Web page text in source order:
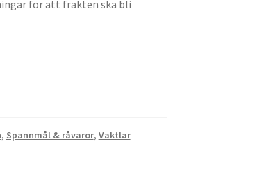
för att frakten ska bli
, Spannmål & råvaror, Vaktlar